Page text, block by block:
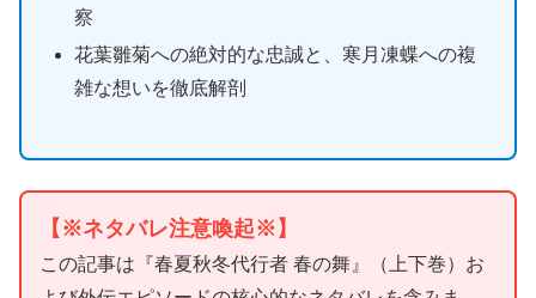
察
花葉雛菊への絶対的な忠誠と、寒月凍蝶への複
雑な想いを徹底解剖
【※ネタバレ注意喚起※】
この記事は『春夏秋冬代行者 春の舞』（上下巻）お